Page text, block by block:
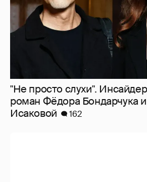
"Не просто слухи".
роман Фёдора Бондарчука
Исаковой
162